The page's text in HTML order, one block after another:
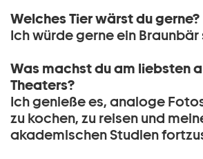
Welches Tier wärst du gerne?
Ich würde gerne ein Braunbär
Was machst du am liebsten
Theaters?
Ich genieße es, analoge
zu kochen, zu reisen und
akademischen Studien